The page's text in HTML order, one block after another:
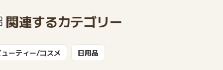
関連するカテゴリー
ーティー/コスメ 日用品